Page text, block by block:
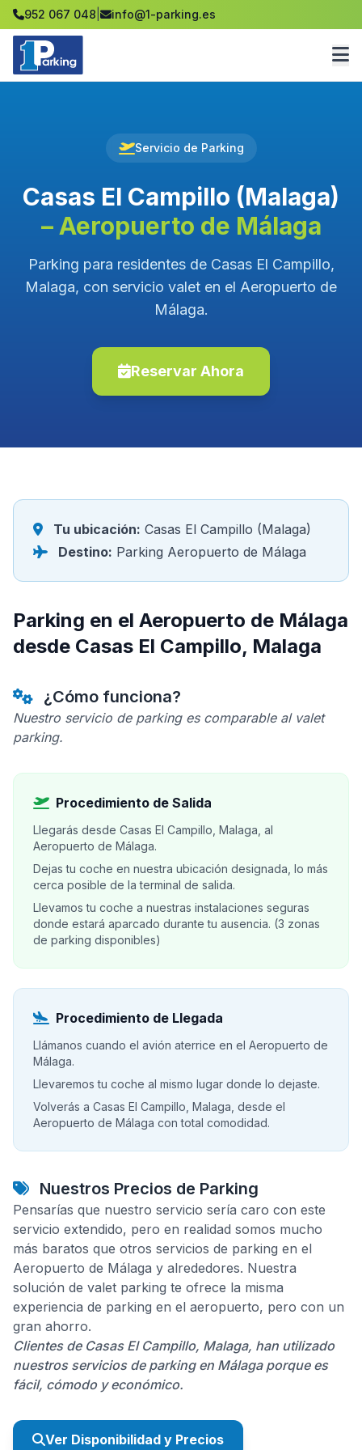
952 067 048 info@1-parking.es
Servicio de Parking
Casas El Campillo (Malaga)
– Aeropuerto de Málaga
Parking para residentes de Casas El Campillo,
Malaga, con servicio valet en el Aeropuerto de
Málaga.
Reservar Ahora
Tu ubicación: Casas El Campillo (Malaga)
Destino: Parking Aeropuerto de Málaga
Parking en el Aeropuerto de Málaga
desde Casas El Campillo, Malaga
¿Cómo funciona?
Nuestro servicio de parking es comparable al valet
parking.
Procedimiento de Salida
Llegarás desde Casas El Campillo, Malaga, al
Aeropuerto de Málaga.
Dejas tu coche en nuestra ubicación designada, lo más
cerca posible de la terminal de salida.
Llevamos tu coche a nuestras instalaciones seguras
donde estará aparcado durante tu ausencia. (3 zonas
de parking disponibles)
Procedimiento de Llegada
Llámanos cuando el avión aterrice en el Aeropuerto de
Málaga.
Llevaremos tu coche al mismo lugar donde lo dejaste.
Volverás a Casas El Campillo, Malaga, desde el
Aeropuerto de Málaga con total comodidad.
Nuestros Precios de Parking
Pensarías que nuestro servicio sería caro con este
servicio extendido, pero en realidad somos mucho
más baratos que otros servicios de parking en el
Aeropuerto de Málaga y alrededores. Nuestra
solución de valet parking te ofrece la misma
experiencia de parking en el aeropuerto, pero con un
gran ahorro.
Clientes de Casas El Campillo, Malaga, han utilizado
nuestros servicios de parking en Málaga porque es
fácil, cómodo y económico.
Ver Disponibilidad y Precios